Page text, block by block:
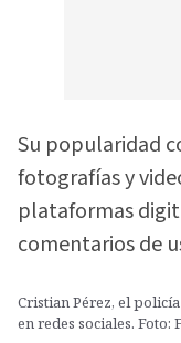
Su popularidad
fotografías y
plataformas
comentarios de
Cristian Pérez, el
en redes sociales. Foto: